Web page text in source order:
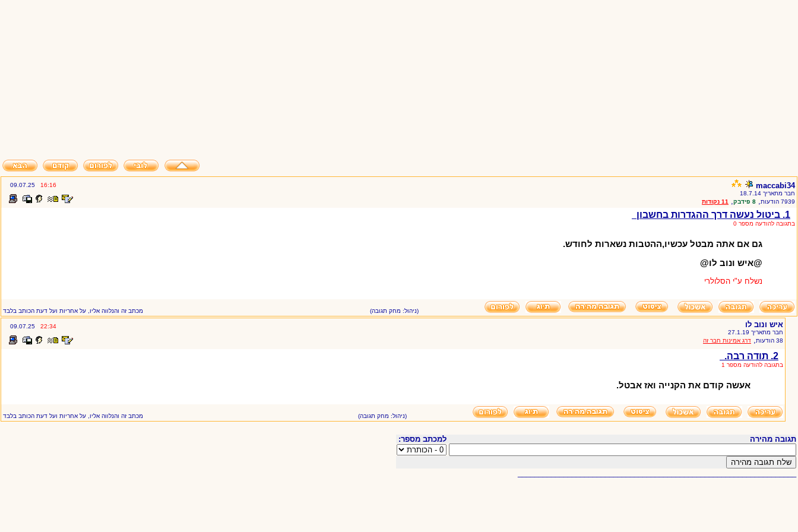
maccabi34
חבר מתאריך 18.7.14
7939 הודעות
, 8 פידבק , 11 נקודות
16:16
09.07.25
1. ביטול נעשה דרך ההגדרות בחשבון
בתגובה להודעה מספר 0
גם אם אתה מבטל עכשיו,ההטבות נשארות לחודש.
@איש ונוב לו@
נשלח ע"י הסלולרי
(ניהול: מחק תגובה) מכתב זה והנלווה אליו, על אחריות ועל דעת הכותב בלבד
איש ונוב לו
חבר מתאריך 27.1.19
38 הודעות
, דרג אמינות חבר זה
22:34
09.07.25
2. תודה רבה.
בתגובה להודעה מספר 1
אעשה קודם את הקנייה ואז אבטל.
(ניהול: מחק תגובה) מכתב זה והנלווה אליו, על אחריות ועל דעת הכותב בלבד
תגובה מהירה למכתב מספר: